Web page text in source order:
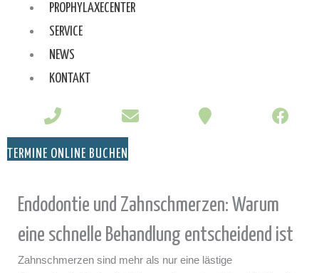
PROPHYLAXECENTER
SERVICE
NEWS
KONTAKT
TERMINE ONLINE BUCHEN
Endodontie und Zahnschmerzen: Warum
eine schnelle Behandlung entscheidend ist
Zahnschmerzen sind mehr als nur eine lästige